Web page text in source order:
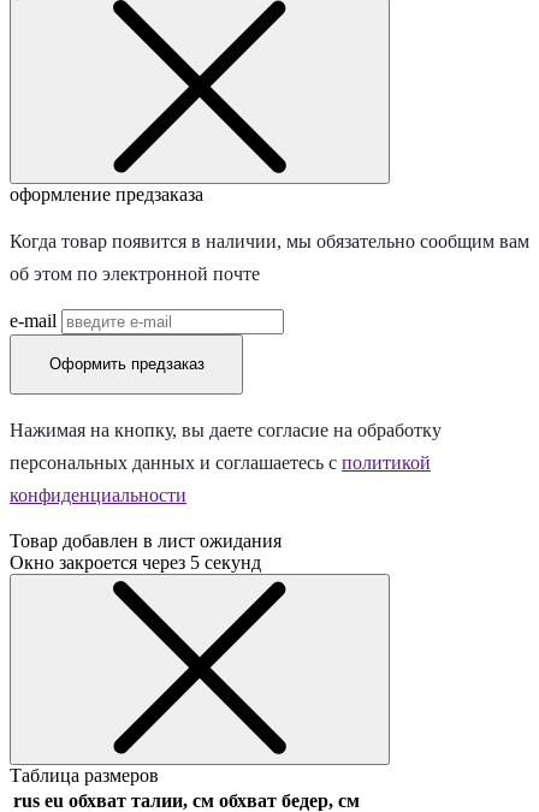
оформление предзаказа
Когда товар появится в наличии, мы обязательно сообщим вам
об этом по электронной почте
e-mail
Оформить предзаказ
Нажимая на кнопку, вы даете согласие на обработку
персональных данных и соглашаетесь c политикой
конфиденциальности
Товар добавлен в лист ожидания
Окно закроется через 5 секунд
Таблица размеров
rus eu обхват талии, см обхват бедер, см